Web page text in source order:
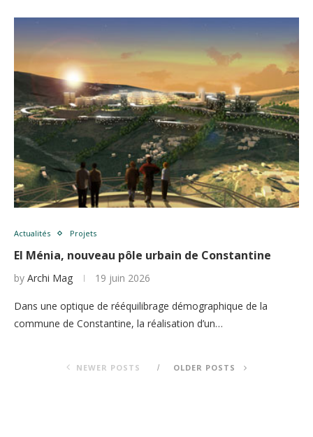
Actualités Projets
El Ménia, nouveau pôle urbain de Constantine
by Archi Mag 19 juin 2026
Dans une optique de rééquilibrage démographique de la
commune de Constantine, la réalisation d’un…
NEWER POSTS OLDER POSTS